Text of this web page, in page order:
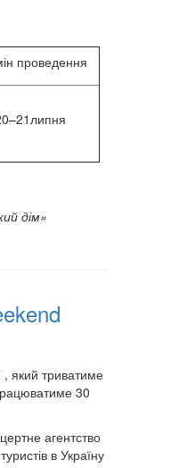
проведення
дім»
який триватиме
30
агентство
в Україну